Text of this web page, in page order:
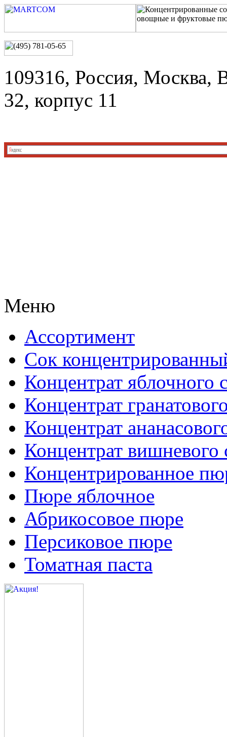
109316, Россия, Москва,
32, корпус 11
Меню
Ассортимент
Сок
Концентрат яблочного
Концентрат
Концентрат
Концентрат вишневого
Концентрированное
Пюре яблочное
Абрикосовое пюре
Персиковое пюре
Томатная паста